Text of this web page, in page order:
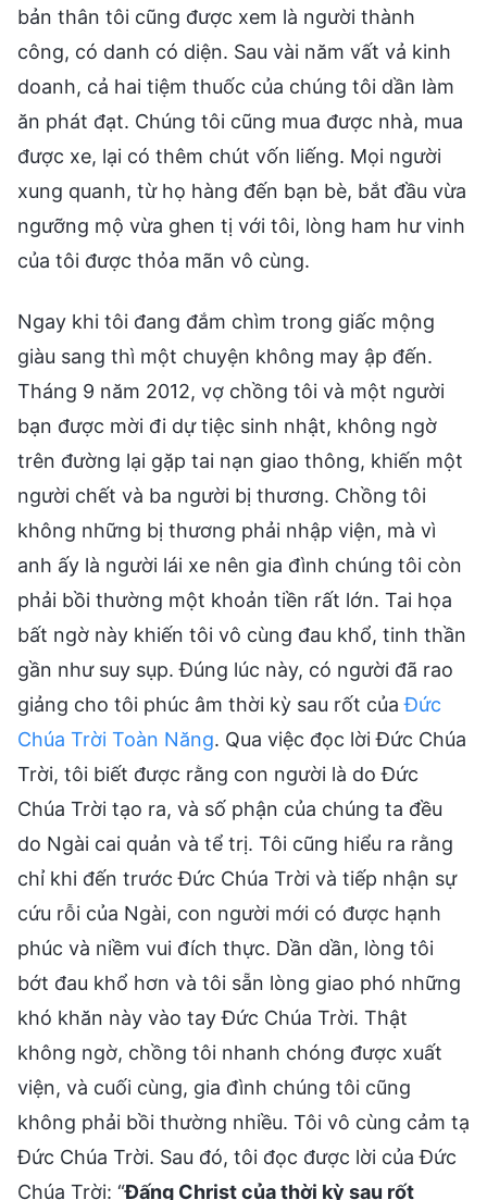
bản thân tôi cũng được xem là người thành
công, có danh có diện. Sau vài năm vất vả kinh
doanh, cả hai tiệm thuốc của chúng tôi dần làm
ăn phát đạt. Chúng tôi cũng mua được nhà, mua
được xe, lại có thêm chút vốn liếng. Mọi người
xung quanh, từ họ hàng đến bạn bè, bắt đầu vừa
ngưỡng mộ vừa ghen tị với tôi, lòng ham hư vinh
của tôi được thỏa mãn vô cùng.
Ngay khi tôi đang đắm chìm trong giấc mộng
giàu sang thì một chuyện không may ập đến.
Tháng 9 năm 2012, vợ chồng tôi và một người
bạn được mời đi dự tiệc sinh nhật, không ngờ
trên đường lại gặp tai nạn giao thông, khiến một
người chết và ba người bị thương. Chồng tôi
không những bị thương phải nhập viện, mà vì
anh ấy là người lái xe nên gia đình chúng tôi còn
phải bồi thường một khoản tiền rất lớn. Tai họa
bất ngờ này khiến tôi vô cùng đau khổ, tinh thần
gần như suy sụp. Đúng lúc này, có người đã rao
giảng cho tôi phúc âm thời kỳ sau rốt củaĐức
Chúa Trời Toàn Năng. Qua việc đọc lời Đức Chúa
Trời, tôi biết được rằng con người là do Đức
Chúa Trời tạo ra, và số phận của chúng ta đều
do Ngài cai quản và tể trị. Tôi cũng hiểu ra rằng
chỉ khi đến trước Đức Chúa Trời và tiếp nhận sự
cứu rỗi của Ngài, con người mới có được hạnh
phúc và niềm vui đích thực. Dần dần, lòng tôi
bớt đau khổ hơn và tôi sẵn lòng giao phó những
khó khăn này vào tay Đức Chúa Trời. Thật
không ngờ, chồng tôi nhanh chóng được xuất
viện, và cuối cùng, gia đình chúng tôi cũng
không phải bồi thường nhiều. Tôi vô cùng cảm tạ
Đức Chúa Trời. Sau đó, tôi đọc được lời của Đức
Chúa Trời: “Đấng Christ của thời kỳ sau rốt